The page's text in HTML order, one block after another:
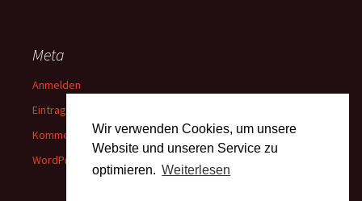
Wir verwenden Cookies, um unsere
Website und unseren Service zu
optimieren. Weiterlesen
Meta
Anmelden
Eintrags-Feed
Kommentar-Feed
WordPress.org